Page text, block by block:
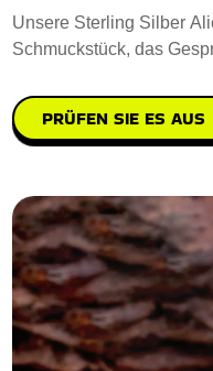
Unsere Sterling Silber
Schmuckstück, das
PRÜFEN SIE ES AUS